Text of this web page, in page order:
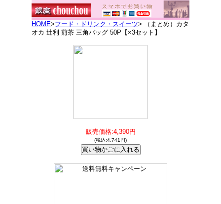
HOME>フード・ドリンク・スイーツ> （まとめ）カタ
オカ 辻利 煎茶 三角バッグ 50P【×3セット】
販売価格:4,390円
(税込:4,741円)